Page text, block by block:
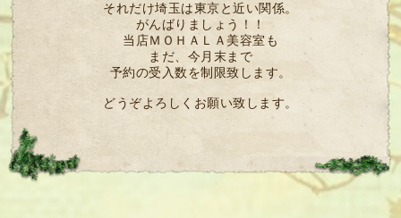
それだけ埼玉は東京と近い関係。
がんばりましょう！！
当店ＭＯＨＡＬＡ美容室も
まだ、今月末まで
予約の受入数を制限致します。
どうぞよろしくお願い致します。